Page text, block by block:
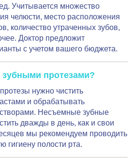
Учитывается множество
челюсти, место расположения
количество утраченных зубов,
Доктор предложит
с учетом вашего бюджета.
зубными протезами?
нужно чистить
и обрабатывать
Несъемные зубные
дважды в день, как и свои
мы рекомендуем проводить
гигиену полости рта.